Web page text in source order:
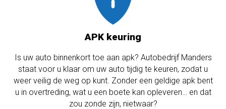
APK keuring
Is uw auto binnenkort toe aan apk? Autobedrijf Manders
staat voor u klaar om uw auto tijdig te keuren, zodat u
weer veilig de weg op kunt. Zonder een geldige apk bent
u in overtreding, wat u een boete kan opleveren… en dat
zou zonde zijn, nietwaar?